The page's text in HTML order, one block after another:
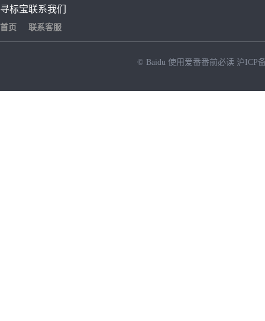
寻标宝
首页
联系我们
联系客服
© Baidu 使用爱番番前必读 沪ICP